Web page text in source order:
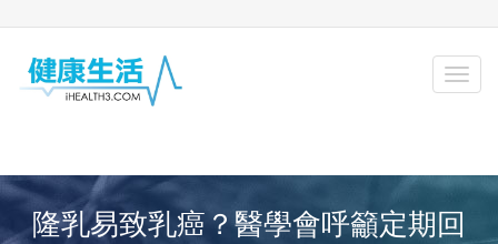
隆乳易致乳癌？醫學會呼籲定期回